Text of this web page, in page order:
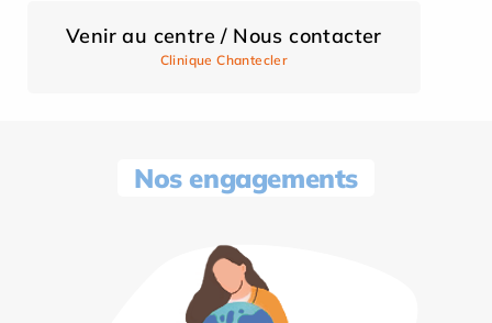
Venir au centre / Nous contacter
Clinique Chantecler
Nos engagements